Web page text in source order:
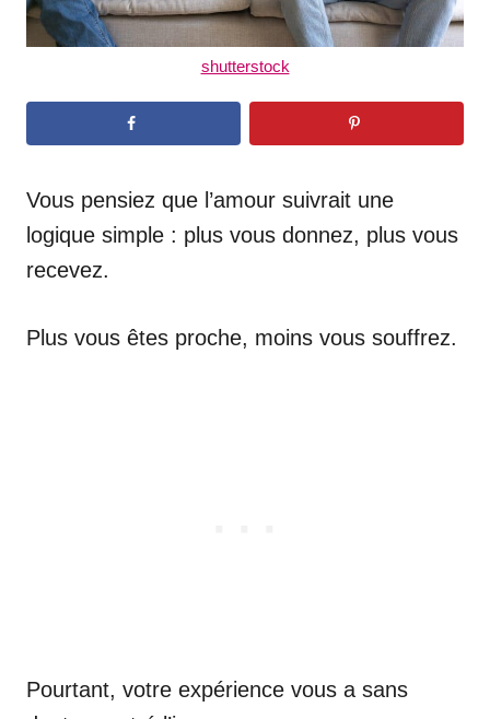
shutterstock
Vous pensiez que l’amour suivrait une
logique simple : plus vous donnez, plus vous
recevez.
Plus vous êtes proche, moins vous souffrez.
Pourtant, votre expérience vous a sans